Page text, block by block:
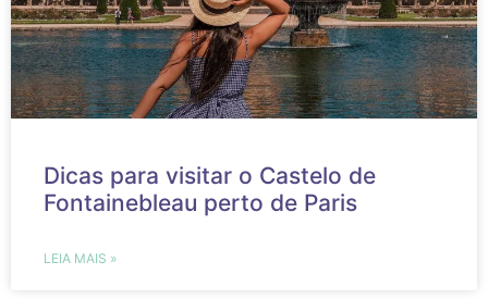
Dicas para visitar o Castelo de
Fontainebleau perto de Paris
LEIA MAIS »